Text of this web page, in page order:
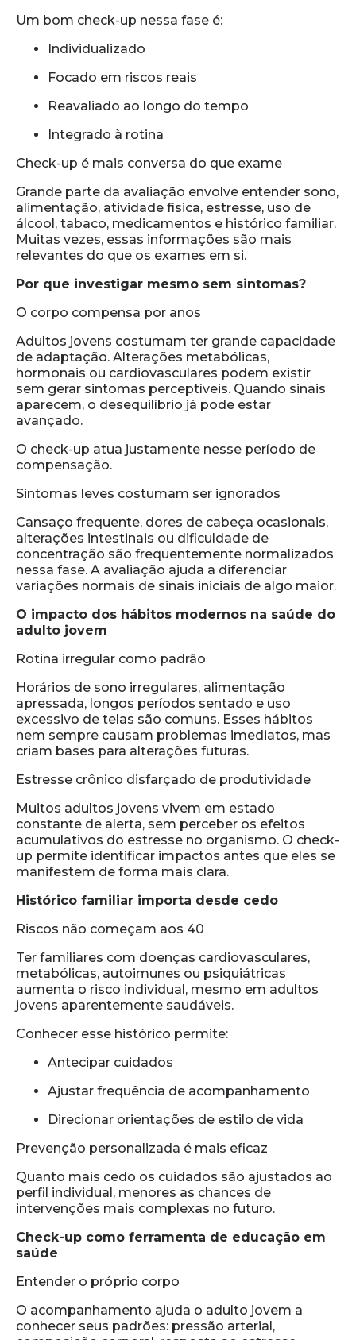
Um bom check-up nessa fase é:
Individualizado
Focado em riscos reais
Reavaliado ao longo do tempo
Integrado à rotina
Check-up é mais conversa do que exame
Grande parte da avaliação envolve entender sono,
alimentação, atividade física, estresse, uso de
álcool, tabaco, medicamentos e histórico familiar.
Muitas vezes, essas informações são mais
relevantes do que os exames em si.
Por que investigar mesmo sem sintomas?
O corpo compensa por anos
Adultos jovens costumam ter grande capacidade
de adaptação. Alterações metabólicas,
hormonais ou cardiovasculares podem existir
sem gerar sintomas perceptíveis. Quando sinais
aparecem, o desequilíbrio já pode estar
avançado.
O check-up atua justamente nesse período de
compensação.
Sintomas leves costumam ser ignorados
Cansaço frequente, dores de cabeça ocasionais,
alterações intestinais ou dificuldade de
concentração são frequentemente normalizados
nessa fase. A avaliação ajuda a diferenciar
variações normais de sinais iniciais de algo maior.
O impacto dos hábitos modernos na saúde do
adulto jovem
Rotina irregular como padrão
Horários de sono irregulares, alimentação
apressada, longos períodos sentado e uso
excessivo de telas são comuns. Esses hábitos
nem sempre causam problemas imediatos, mas
criam bases para alterações futuras.
Estresse crônico disfarçado de produtividade
Muitos adultos jovens vivem em estado
constante de alerta, sem perceber os efeitos
acumulativos do estresse no organismo. O check-
up permite identificar impactos antes que eles se
manifestem de forma mais clara.
Histórico familiar importa desde cedo
Riscos não começam aos 40
Ter familiares com doenças cardiovasculares,
metabólicas, autoimunes ou psiquiátricas
aumenta o risco individual, mesmo em adultos
jovens aparentemente saudáveis.
Conhecer esse histórico permite:
Antecipar cuidados
Ajustar frequência de acompanhamento
Direcionar orientações de estilo de vida
Prevenção personalizada é mais eficaz
Quanto mais cedo os cuidados são ajustados ao
perfil individual, menores as chances de
intervenções mais complexas no futuro.
Check-up como ferramenta de educação em
saúde
Entender o próprio corpo
O acompanhamento ajuda o adulto jovem a
conhecer seus padrões: pressão arterial,